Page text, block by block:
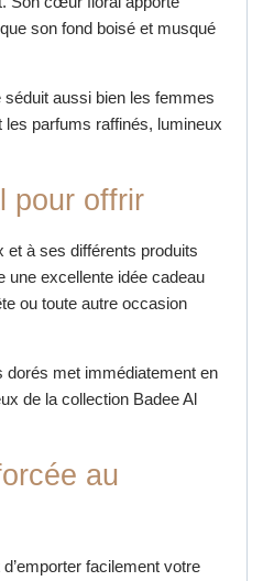
son fond boisé et musqué
aussi bien les femmes
parfums raffinés, lumineux
pour offrir
et à ses différents produits
une excellente idée cadeau
ou toute autre occasion
dorés met immédiatement en
de la collection Badee Al
au
facilement votre